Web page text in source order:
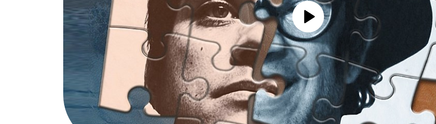
מחווה לקוונטין טרנטינו
Details
מחווה לקוונטין טרנטינו
Details